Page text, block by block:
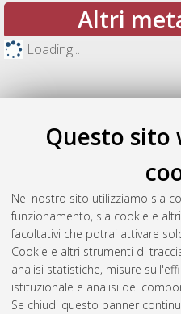
Questo sito
Nel nostro sito utilizziamo sia
funzionamento, sia cookie e
facoltativi che potrai attivare
Cookie e altri strumenti di
analisi statistiche, misure
istituzionale e analisi dei
Se chiudi questo banner
Altri
Loading...
Gestione del